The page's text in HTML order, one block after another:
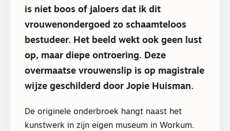
is niet boos of jaloers dat ik dit
vrouwenondergoed zo schaamteloos
bestudeer. Het beeld wekt ook geen lust
op, maar diepe ontroering. Deze
overmaatse vrouwenslip is op magistrale
wijze geschilderd door Jopie Huisman.
De originele onderbroek hangt naast het
kunstwerk in zijn eigen museum in Workum.